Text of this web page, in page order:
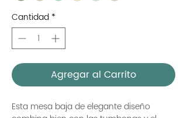
Cantidad *
Agregar al Carrito
Esta mesa baja de elegante diseño